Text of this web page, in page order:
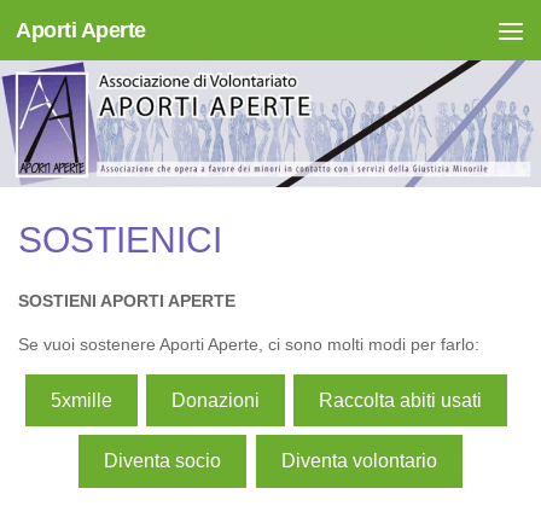
Salta al contenuto
Aporti Aperte
SOSTIENICI
SOSTIENI APORTI APERTE
Se vuoi sostenere Aporti Aperte, ci sono molti modi per farlo:
5xmille Donazioni Raccolta abiti usati
Diventa socio Diventa volontario